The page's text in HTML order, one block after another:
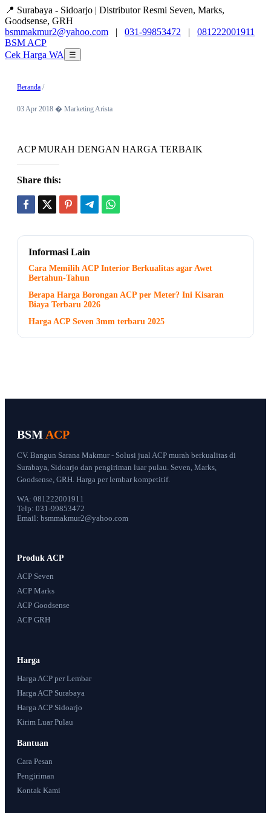
📍 Surabaya - Sidoarjo | Distributor Resmi Seven, Marks,
Goodsense, GRH
bsmmakmur2@yahoo.com | 031-99853472 | 081222001911
BSM ACP
Cek Harga WA
☰
Beranda /
03 Apr 2018 � Marketing Arista
ACP MURAH DENGAN HARGA TERBAIK
Share this:
Informasi Lain
Cara Memilih ACP Interior Berkualitas agar Awet
Bertahun-Tahun
Berapa Harga Borongan ACP per Meter? Ini Kisaran
Biaya Terbaru 2026
Harga ACP Seven 3mm terbaru 2025
BSM ACP
CV. Bangun Sarana Makmur - Solusi jual ACP murah berkualitas di
Surabaya, Sidoarjo dan pengiriman luar pulau. Seven, Marks,
Goodsense, GRH. Harga per lembar kompetitif.
WA: 081222001911
Telp: 031-99853472
Email: bsmmakmur2@yahoo.com
Produk ACP
ACP Seven
ACP Marks
ACP Goodsense
ACP GRH
Harga
Harga ACP per Lembar
Harga ACP Surabaya
Harga ACP Sidoarjo
Kirim Luar Pulau
Bantuan
Cara Pesan
Pengiriman
Kontak Kami